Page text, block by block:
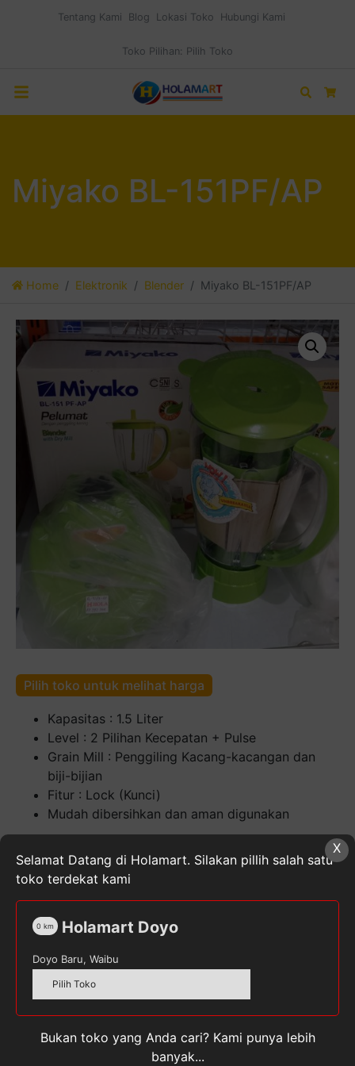
Tentang Kami Blog Lokasi Toko Hubungi Kami
Toko Pilihan: Pilih Toko
Search
Miyako BL-151PF/AP
Home Elektronik Blender Miyako BL-151PF/AP
Pilih toko untuk melihat harga
Kapasitas : 1.5 Liter
Level : 2 Pilihan Kecepatan + Pulse
Grain Mill : Penggiling Kacang-kacangan dan
biji-bijian
Fitur : Lock (Kunci)
Mudah dibersihkan dan aman digunakan
Miyako
BL-
151PF/AP
SKU:8993505113400 Kategori:
Deskripsi
X
Selamat Datang di Holamart. Silakan pillih salah satu
toko terdekat kami
Holamart Doyo
0 km
Doyo Baru, Waibu
Pilih Toko
Bukan toko yang Anda cari? Kami punya lebih
banyak...